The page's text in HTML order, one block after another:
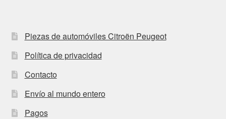
Piezas de automóviles Citroën Peugeot
Política de privacidad
Contacto
Envío al mundo entero
Pagos